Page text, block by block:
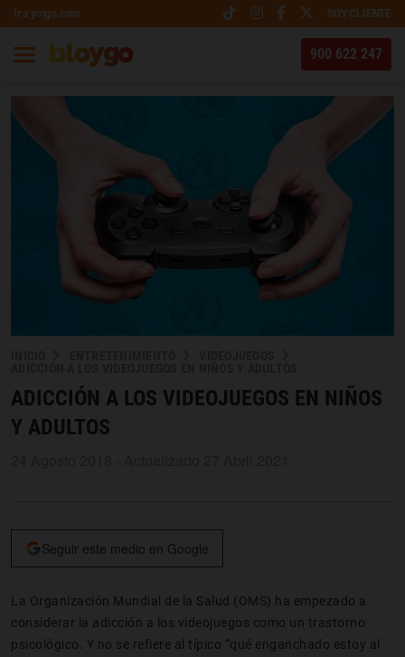
Ir a yoigo.com SOY CLIENTE
900 622 247
ADICCIÓN A LOS VIDEOJUEGOS EN NIÑOS
Y ADULTOS
Seguir este medio en Google
La Organización Mundial de la Salud (OMS) ha empezado a
considerar la adicción a los videojuegos como un trastorno
psicológico. Y no se refiere al típico “qué enganchado estoy al